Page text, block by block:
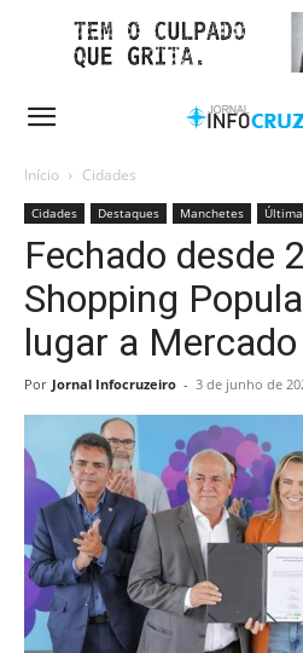
Início Cidades
Cidades Destaques Manchetes
Fechado desde
Shopping
lugar a
Por Jornal Infocruzeiro - 3 de junho de